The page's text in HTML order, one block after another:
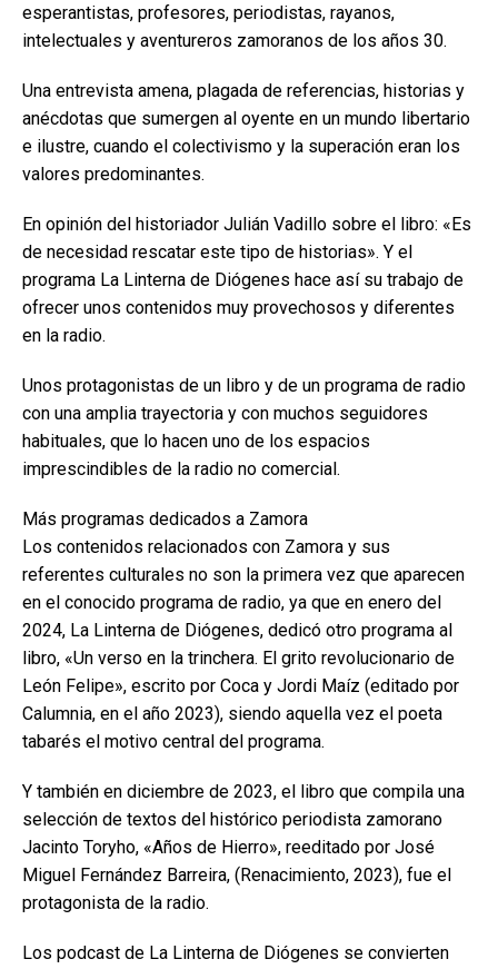
esperantistas, profesores, periodistas, rayanos,
intelectuales y aventureros zamoranos de los años 30.
Una entrevista amena, plagada de referencias, historias y
anécdotas que sumergen al oyente en un mundo libertario
e ilustre, cuando el colectivismo y la superación eran los
valores predominantes.
En opinión del historiador Julián Vadillo sobre el libro: «Es
de necesidad rescatar este tipo de historias». Y el
programa La Linterna de Diógenes hace así su trabajo de
ofrecer unos contenidos muy provechosos y diferentes
en la radio.
Unos protagonistas de un libro y de un programa de radio
con una amplia trayectoria y con muchos seguidores
habituales, que lo hacen uno de los espacios
imprescindibles de la radio no comercial.
Más programas dedicados a Zamora
Los contenidos relacionados con Zamora y sus
referentes culturales no son la primera vez que aparecen
en el conocido programa de radio, ya que en enero del
2024, La Linterna de Diógenes, dedicó otro programa al
libro, «Un verso en la trinchera. El grito revolucionario de
León Felipe», escrito por Coca y Jordi Maíz (editado por
Calumnia, en el año 2023), siendo aquella vez el poeta
tabarés el motivo central del programa.
Y también en diciembre de 2023, el libro que compila una
selección de textos del histórico periodista zamorano
Jacinto Toryho, «Años de Hierro», reeditado por José
Miguel Fernández Barreira, (Renacimiento, 2023), fue el
protagonista de la radio.
Los podcast de La Linterna de Diógenes se convierten